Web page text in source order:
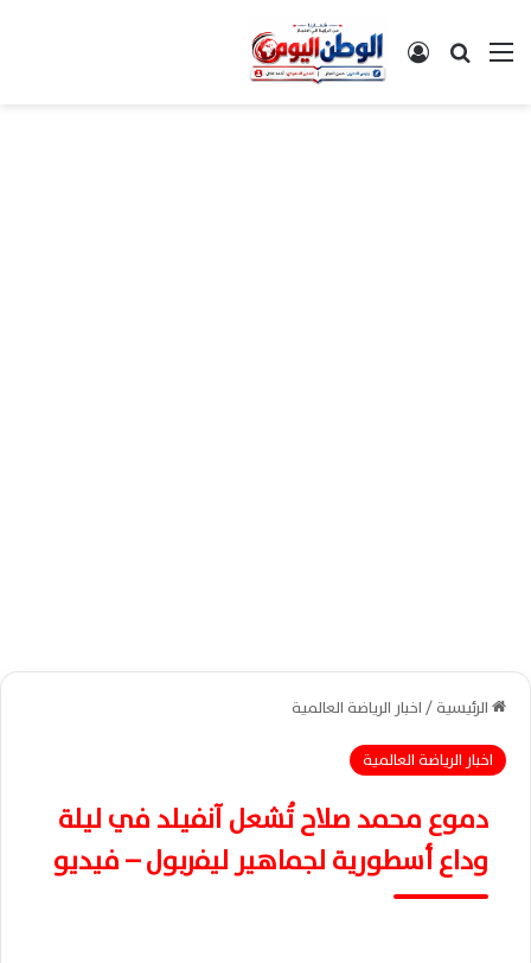
القائمةبحث عن تسجيل الدخول
الرئيسية/اخبار الرياضة العالمية
اخبار الرياضة العالمية
دموع محمد صلاح تُشعل آنفيلد في ليلة
وداع أسطورية لجماهير ليفربول – فيديو